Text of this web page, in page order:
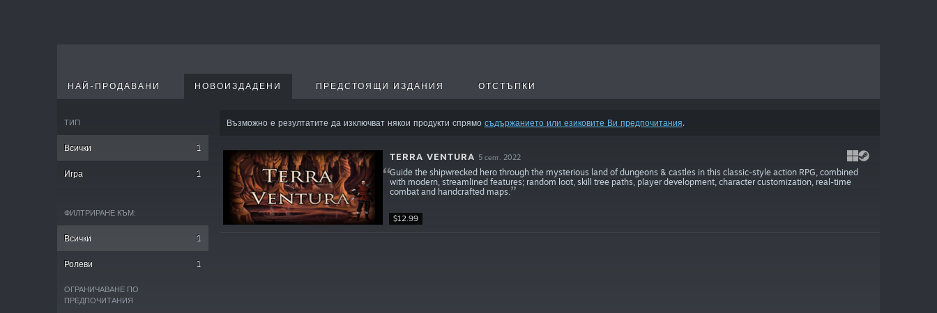
НАЙ-ПРОДАВАНИ НОВОИЗДАДЕНИ ПРЕДСТОЯЩИ ИЗДАНИЯ ОТСТЪПКИ
ТИП
Всички 1
Игра 1
ФИЛТРИРАНЕ КЪМ:
Всички 1
Ролеви 1
ОГРАНИЧАВАНЕ ПО
ПРЕДПОЧИТАНИЯ
Възможно е резултатите да изключват някои продукти спрямо съдържанието или езиковите Ви предпочитания.
$12.99
TERRA VENTURA 5 септ. 2022
Guide the shipwrecked hero through the mysterious land of dungeons & castles in this classic-style action RPG, combined
with modern, streamlined features; random loot, skill tree paths, player development, character customization, real-time
combat and handcrafted maps.